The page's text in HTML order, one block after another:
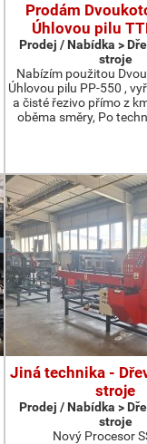
Prodám
Úhlovou pilu
Prodej / Nabídka >
stroje
Nabízím použitou
Úhlovou pilu PP-550 ,
a čisté řezivo přímo z
oběma směry, Po
Jiná technika -
stroje
Prodej / Nabídka >
stroje
Nový Procesor